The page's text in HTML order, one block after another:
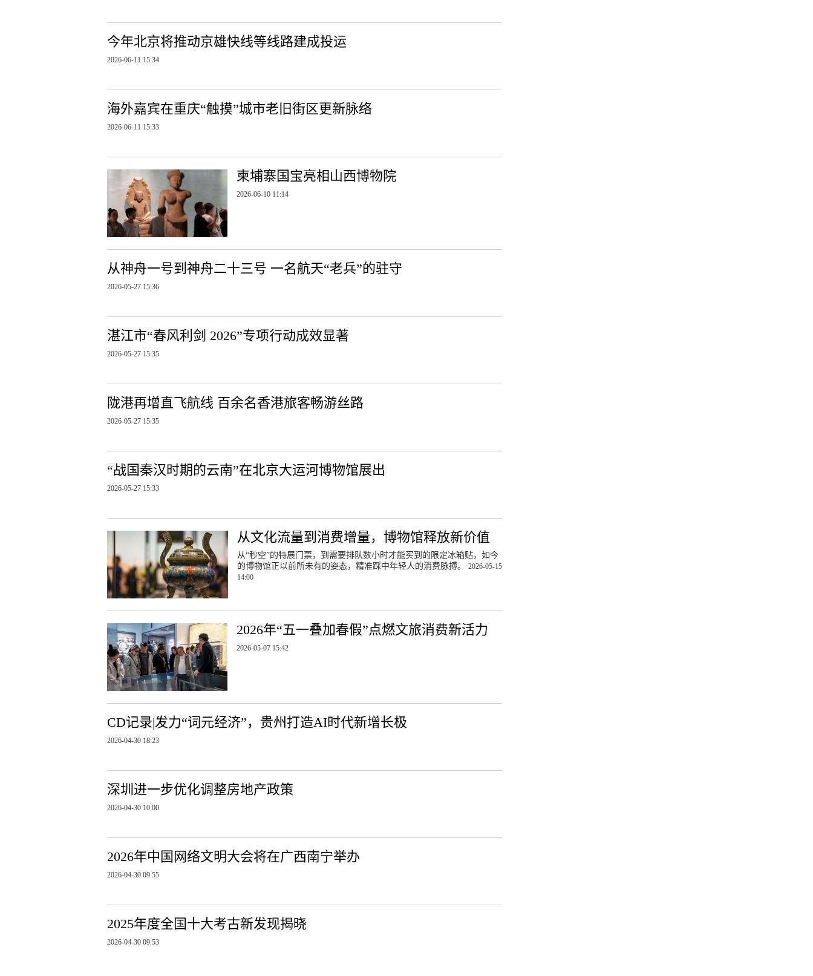
今年北京将推动京雄快线等线路建成投运
2026-06-11 15:34
海外嘉宾在重庆“触摸”城市老旧街区更新脉络
2026-06-11 15:33
柬埔寨国宝亮相山西博物院
2026-06-10 11:14
从神舟一号到神舟二十三号 一名航天“老兵”的驻守
2026-05-27 15:36
湛江市“春风利剑 2026”专项行动成效显著
2026-05-27 15:35
陇港再增直飞航线 百余名香港旅客畅游丝路
2026-05-27 15:35
“战国秦汉时期的云南”在北京大运河博物馆展出
2026-05-27 15:33
从文化流量到消费增量，博物馆释放新价值
从“秒空”的特展门票，到需要排队数小时才能买到的限定冰箱贴，如今
的博物馆正以前所未有的姿态，精准踩中年轻人的消费脉搏。 2026-05-15
14:00
2026年“五一叠加春假”点燃文旅消费新活力
2026-05-07 15:42
CD记录|发力“词元经济”，贵州打造AI时代新增长极
2026-04-30 18:23
深圳进一步优化调整房地产政策
2026-04-30 10:00
2026年中国网络文明大会将在广西南宁举办
2026-04-30 09:55
2025年度全国十大考古新发现揭晓
2026-04-30 09:53